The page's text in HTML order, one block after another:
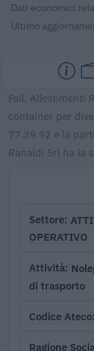
Dati economici
Ultimo
Fall. Allestimenti
container per
77.39.92 e la
Ranaldi Srl ha la
Settore
OPERATIVO
Attività
di trasporto
Codice Ateco
Ragione